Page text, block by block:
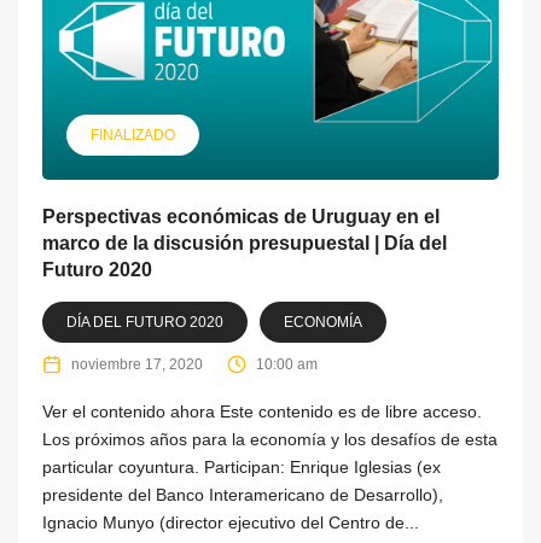
FINALIZADO
Perspectivas económicas de Uruguay en el
marco de la discusión presupuestal | Día del
Futuro 2020
DÍA DEL FUTURO 2020 ECONOMÍA
noviembre 17, 2020 10:00 am
Ver el contenido ahora Este contenido es de libre acceso.
Los próximos años para la economía y los desafíos de esta
particular coyuntura. Participan: Enrique Iglesias (ex
presidente del Banco Interamericano de Desarrollo),
Ignacio Munyo (director ejecutivo del Centro de...